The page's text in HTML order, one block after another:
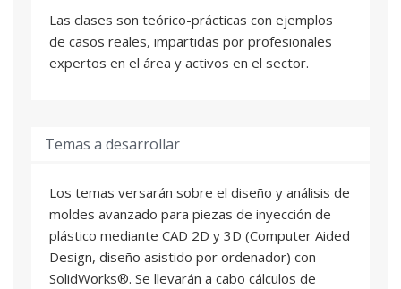
Las clases son teórico-prácticas con ejemplos
de casos reales, impartidas por profesionales
expertos en el área y activos en el sector.
Temas a desarrollar
Los temas versarán sobre el diseño y análisis de
moldes avanzado para piezas de inyección de
plástico mediante CAD 2D y 3D (Computer Aided
Design, diseño asistido por ordenador) con
SolidWorks®. Se llevarán a cabo cálculos de